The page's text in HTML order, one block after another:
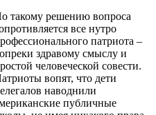
такому решению вопроса
все нутро
патриота –
здравому смыслу и
человеческой совести.
вопят, что дети
наводнили
публичные